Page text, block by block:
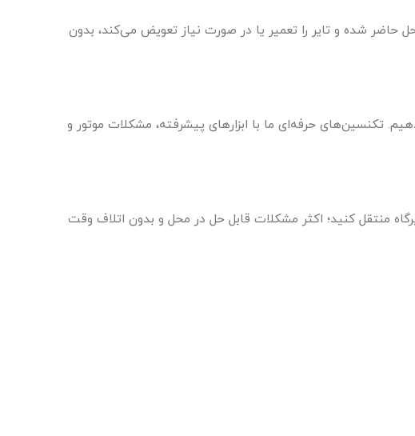
است. با خدمات پنچرگیری تیگو ۸، تیم پا به پا امداد در محل حاضر شده و تایر را تعمیر یا در صورت نیاز تعویض می‌کند، بدون
یا گیربکس، ما خدمات تعمیر گیربکس و موتور تیگو ۸ را در محل ارائه می‌دهیم. تکنسین‌های حرفه‌ای ما با ابزارهای پیشرفته، مشکلات موتور و
لازم نیست خودرو خود را به تعمیرگاه منتقل کنید؛ اکثر مشکلات قابل حل در محل و بدون اتلاف وقت